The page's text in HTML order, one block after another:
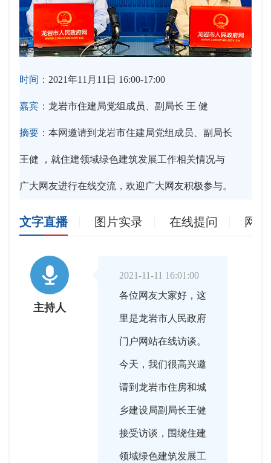
时间： 2021年11月11日 16:00-17:00
嘉宾： 龙岩市住建局党组成员、副局长 王 健
摘要： 本网邀请到龙岩市住建局党组成员、副局长
王健 ，就住建领域绿色建筑发展工作相关情况与
广大网友进行在线交流，欢迎广大网友积极参与。
文字直播 图片实录 在线提问 网

主持人
2021-11-11 16:01:00
各位网友大家好，这
里是龙岩市人民政府
门户网站在线访谈。
今天，我们很高兴邀
请到龙岩市住房和城
乡建设局副局长王健
接受访谈，围绕住建
领域绿色建筑发展工